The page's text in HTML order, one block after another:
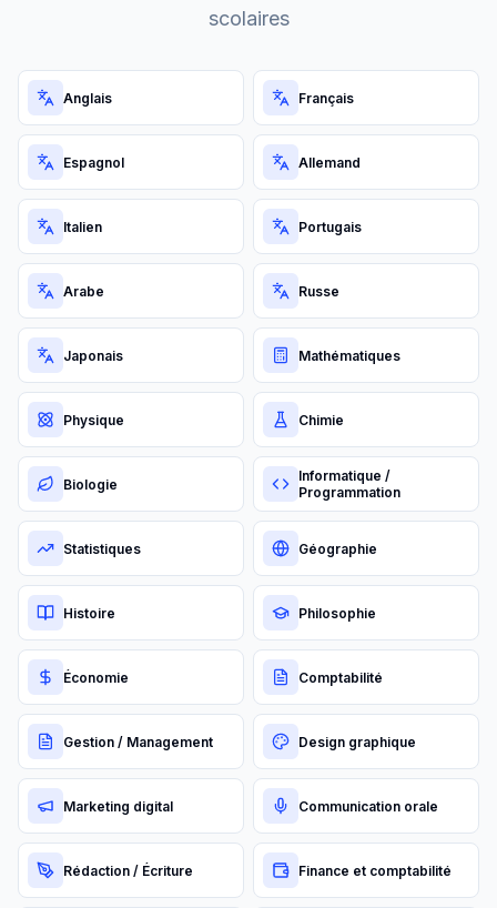
scolaires
Anglais Français
Espagnol Allemand
Italien Portugais
Arabe Russe
Japonais Mathématiques
Physique Chimie
Biologie
Informatique /
Programmation
Statistiques Géographie
Histoire Philosophie
Économie Comptabilité
Gestion / Management Design graphique
Marketing digital Communication orale
Rédaction / Écriture Finance et comptabilité